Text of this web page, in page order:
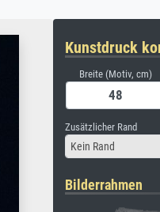
Kunstdruck
Breite (Motiv, cm)
Zusätzlicher Rand
Kein Rand
Bilderrahmen